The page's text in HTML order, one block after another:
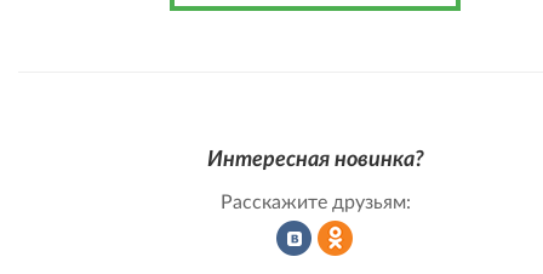
Интересная новинка?
Расскажите друзьям: